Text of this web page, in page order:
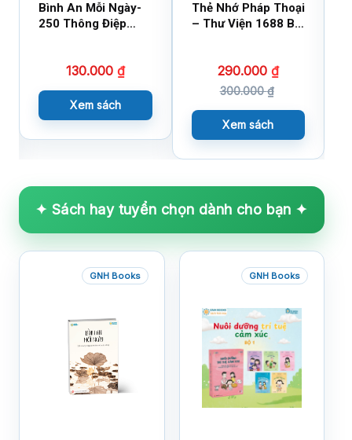
Bình An Mỗi Ngày-
250 Thông Điệp
130.000 ₫
Xem sách
Thẻ Nhớ Pháp Thoại
– Thư Viện 1688 Bài
290.000 ₫
300.000₫
Xem sách
✦ Sách hay tuyển chọn dành cho bạn ✦
GNH Books GNH Books